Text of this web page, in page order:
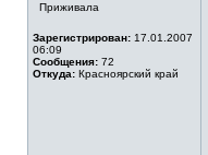
Приживала
Зарегистрирован: 17.01.2007
06:09
Сообщения: 72
Откуда: Красноярский край